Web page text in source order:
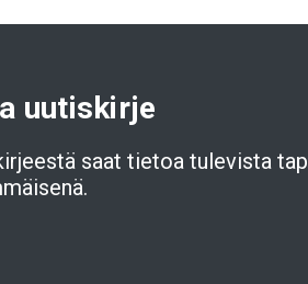
uutiskirje
saat tietoa tulevista